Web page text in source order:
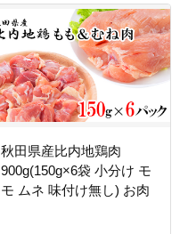
秋田県産比内地鶏肉
900g(150g×6袋 小分け モ
モ ムネ 味付け無し) お肉